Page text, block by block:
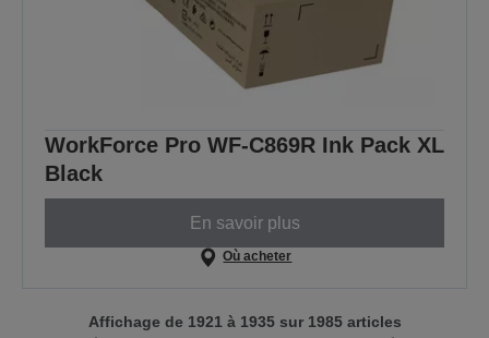
WorkForce Pro WF-C869R Ink Pack XL
Black
En savoir plus
Où acheter
Affichage de 1921 à 1935 sur 1985 articles